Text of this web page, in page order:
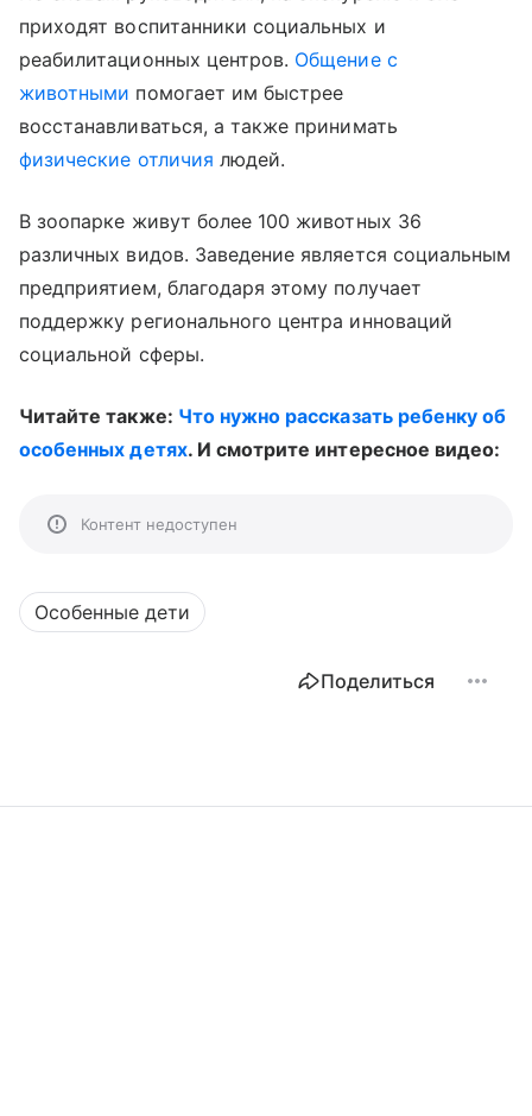
приходят воспитанники социальных и
реабилитационных центров. Общение с
животными помогает им быстрее
восстанавливаться, а также принимать
физические отличия людей.
В зоопарке живут более 100 животных 36
различных видов. Заведение является социальным
предприятием, благодаря этому получает
поддержку регионального центра инноваций
социальной сферы.
Читайте также: Что нужно рассказать ребенку об
особенных детях. И смотрите интересное видео:
Контент недоступен
Особенные дети
Поделиться